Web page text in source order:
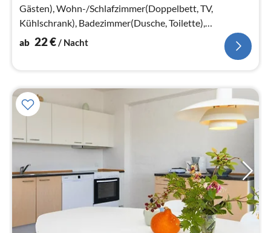
Gästen), Wohn-/Schlafzimmer(Doppelbett, TV,
Kühlschrank), Badezimmer(Dusche, Toilette),
Heizung(elektrisch), Parkplatz
ab 22€/ Nacht